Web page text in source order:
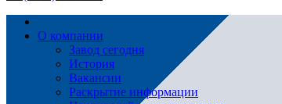
О компании
Завод сегодня
История
Вакансии
Раскрытие информации